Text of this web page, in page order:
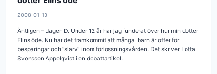
2008-01-13
Äntligen – dagen D. Under 12 år har jag funderat över hur min dotter
Elins öde. Nu har det framkommit att många barn är offer för
besparingar och ”slarv” inom förlossningsvården. Det skriver Lotta
Svensson Appelqvist i en debattartikel.